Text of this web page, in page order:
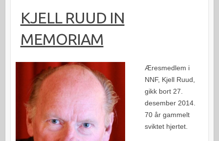
KJELL RUUD IN
MEMORIAM
Æresmedlem i
NNF, Kjell Ruud,
gikk bort 27.
desember 2014.
70 år gammelt
sviktet hjertet.